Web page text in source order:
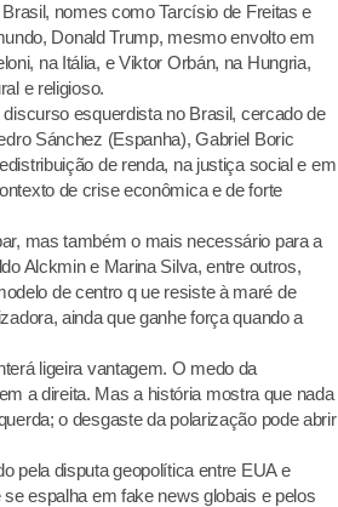
nomes como Tarcísio de Freitas e
Donald Trump, mesmo envolto em
na Itália, e Viktor Orbán, na Hungria,
e religioso.
esquerdista no Brasil, cercado de
Sánchez (Espanha), Gabriel Boric
de renda, na justiça social e em
de crise econômica e de forte
mas também o mais necessário para a
Alckmin e Marina Silva, entre outros,
de centro q ue resiste à maré de
ainda que ganhe força quando a
ligeira vantagem. O medo da
a direita. Mas a história mostra que nada
o desgaste da polarização pode abrir
pela disputa geopolítica entre EUA e
espalha em fake news globais e pelos